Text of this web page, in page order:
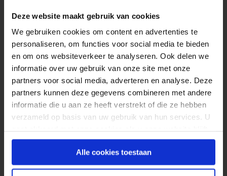
Deze website maakt gebruik van cookies
We gebruiken cookies om content en advertenties te
personaliseren, om functies voor social media te bieden
en om ons websiteverkeer te analyseren. Ook delen we
informatie over uw gebruik van onze site met onze
partners voor social media, adverteren en analyse. Deze
partners kunnen deze gegevens combineren met andere
informatie die u aan ze heeft verstrekt of die ze hebben
verzameld op basis van uw gebruik van hun services. U
gebruiken.
Alle cookies toestaan
KPI’s opstellen en
begeleiding/implementatie van de
meetstrategie;
Zelfstandig en eigenwijs karakter, een
echte aanpakker;
Zorgvuldigheid: je hebt je zaakjes op orde;
Business of marketing opleiding
Van ons, voor jou.